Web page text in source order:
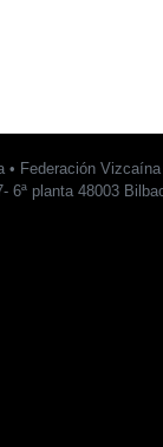
• Federación
6ª planta 48003